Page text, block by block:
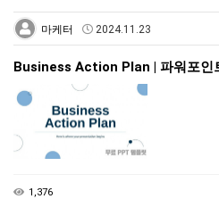
마케터 2024.11.23
Business Action Plan | 파워포인
1,376